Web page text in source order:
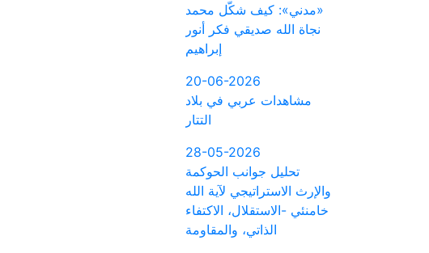
«مدني»: كيف شكّل محمد
نجاة الله صديقي فكر أنور
إبراهيم
20-06-2026
مشاهدات عربي في بلاد
التتار
28-05-2026
تحليل جوانب الحوكمة
والإرث الاستراتيجي لآية الله
خامنئي -الاستقلال، الاكتفاء
الذاتي، والمقاومة